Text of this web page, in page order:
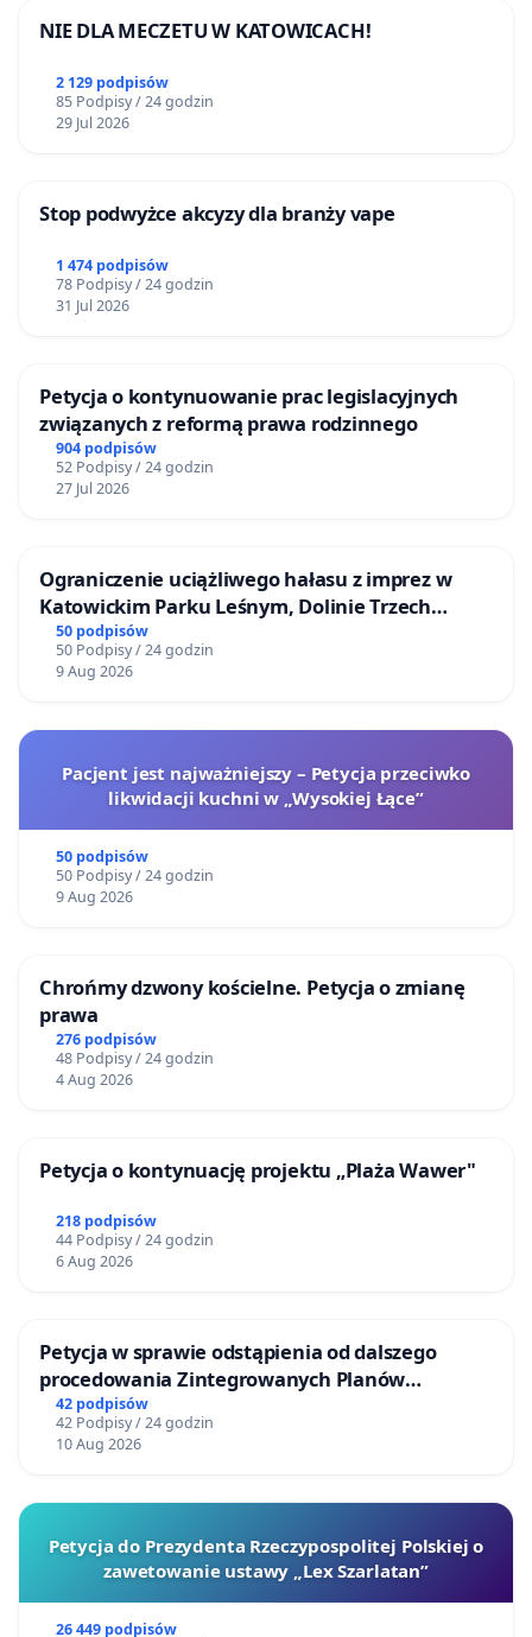
NIE DLA MECZETU W KATOWICACH!
2 129 podpisów
85 Podpisy / 24 godzin
29 Jul 2026
Stop podwyżce akcyzy dla branży vape
1 474 podpisów
78 Podpisy / 24 godzin
31 Jul 2026
Petycja o kontynuowanie prac legislacyjnych
związanych z reformą prawa rodzinnego
904 podpisów
52 Podpisy / 24 godzin
27 Jul 2026
Ograniczenie uciążliwego hałasu z imprez w
Katowickim Parku Leśnym, Dolinie Trzech
Stawów i na Lotnisku Muchowiec
50 podpisów
50 Podpisy / 24 godzin
9 Aug 2026
Pacjent jest najważniejszy – Petycja przeciwko
likwidacji kuchni w „Wysokiej Łące”
50 podpisów
50 Podpisy / 24 godzin
9 Aug 2026
Chrońmy dzwony kościelne. Petycja o zmianę
prawa
276 podpisów
48 Podpisy / 24 godzin
4 Aug 2026
Petycja o kontynuację projektu „Plaża Wawer"
218 podpisów
44 Podpisy / 24 godzin
6 Aug 2026
Petycja w sprawie odstąpienia od dalszego
procedowania Zintegrowanych Planów
Inwestycyjnych „Myślenice – Barnasiówka” oraz
„Myślenice – Bukówka”
42 podpisów
42 Podpisy / 24 godzin
10 Aug 2026
Petycja do Prezydenta Rzeczypospolitej Polskiej o
zawetowanie ustawy „Lex Szarlatan”
26 449 podpisów